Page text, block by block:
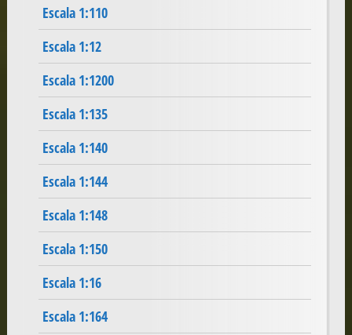
Escala 1:110
Escala 1:12
Escala 1:1200
Escala 1:135
Escala 1:140
Escala 1:144
Escala 1:148
Escala 1:150
Escala 1:16
Escala 1:164